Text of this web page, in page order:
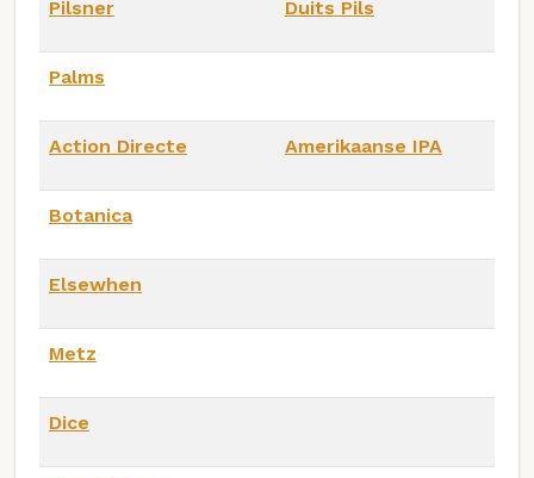
Pilsner Duits Pils
Palms
Action Directe Amerikaanse IPA
Botanica
Elsewhen
Metz
Dice